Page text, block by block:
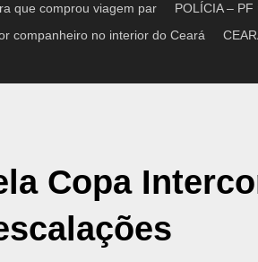
que comprou viagem par
POLÍCIA –
companheiro no interior do Ceará
Copa